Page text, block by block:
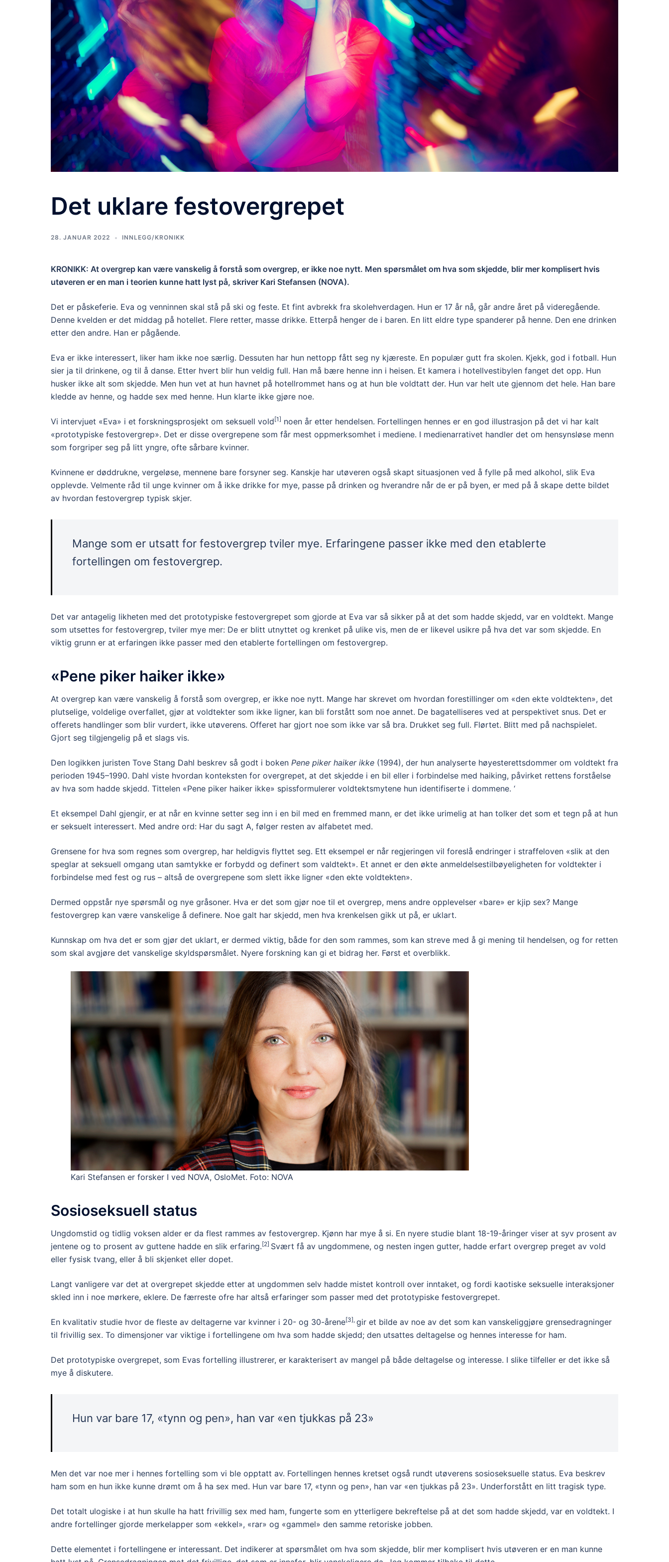
Det uklare festovergrepet
28. JANUAR 2022 INNLEGG/KRONIKK
KRONIKK: At overgrep kan være vanskelig å forstå som overgrep, er ikke noe nytt. Men spørsmålet om hva som skjedde, blir mer komplisert hvis
utøveren er en man i teorien kunne hatt lyst på, skriver Kari Stefansen (NOVA).
Det er påskeferie. Eva og venninnen skal stå på ski og feste. Et fint avbrekk fra skolehverdagen. Hun er 17 år nå, går andre året på videregående.
Denne kvelden er det middag på hotellet. Flere retter, masse drikke. Etterpå henger de i baren. En litt eldre type spanderer på henne. Den ene drinken
etter den andre. Han er pågående.
Eva er ikke interessert, liker ham ikke noe særlig. Dessuten har hun nettopp fått seg ny kjæreste. En populær gutt fra skolen. Kjekk, god i fotball. Hun
sier ja til drinkene, og til å danse. Etter hvert blir hun veldig full. Han må bære henne inn i heisen. Et kamera i hotellvestibylen fanget det opp. Hun
husker ikke alt som skjedde. Men hun vet at hun havnet på hotellrommet hans og at hun ble voldtatt der. Hun var helt ute gjennom det hele. Han bare
kledde av henne, og hadde sex med henne. Hun klarte ikke gjøre noe.
Vi intervjuet «Eva» i et forskningsprosjekt om seksuell vold[1] noen år etter hendelsen. Fortellingen hennes er en god illustrasjon på det vi har kalt
«prototypiske festovergrep». Det er disse overgrepene som får mest oppmerksomhet i mediene. I medienarrativet handler det om hensynsløse menn
som forgriper seg på litt yngre, ofte sårbare kvinner.
Kvinnene er døddrukne, vergeløse, mennene bare forsyner seg. Kanskje har utøveren også skapt situasjonen ved å fylle på med alkohol, slik Eva
opplevde. Velmente råd til unge kvinner om å ikke drikke for mye, passe på drinken og hverandre når de er på byen, er med på å skape dette bildet
av hvordan festovergrep typisk skjer.
Mange som er utsatt for festovergrep tviler mye. Erfaringene passer ikke med den etablerte
fortellingen om festovergrep.
Det var antagelig likheten med det prototypiske festovergrepet som gjorde at Eva var så sikker på at det som hadde skjedd, var en voldtekt. Mange
som utsettes for festovergrep, tviler mye mer: De er blitt utnyttet og krenket på ulike vis, men de er likevel usikre på hva det var som skjedde. En
viktig grunn er at erfaringen ikke passer med den etablerte fortellingen om festovergrep.
«Pene piker haiker ikke»
At overgrep kan være vanskelig å forstå som overgrep, er ikke noe nytt. Mange har skrevet om hvordan forestillinger om «den ekte voldtekten», det
plutselige, voldelige overfallet, gjør at voldtekter som ikke ligner, kan bli forstått som noe annet. De bagatelliseres ved at perspektivet snus. Det er
offerets handlinger som blir vurdert, ikke utøverens. Offeret har gjort noe som ikke var så bra. Drukket seg full. Flørtet. Blitt med på nachspielet.
Gjort seg tilgjengelig på et slags vis.
Den logikken juristen Tove Stang Dahl beskrev så godt i boken Pene piker haiker ikke (1994), der hun analyserte høyesterettsdommer om voldtekt fra
perioden 1945–1990. Dahl viste hvordan konteksten for overgrepet, at det skjedde i en bil eller i forbindelse med haiking, påvirket rettens forståelse
av hva som hadde skjedd. Tittelen «Pene piker haiker ikke» spissformulerer voldtektsmytene hun identifiserte i dommene. ‘
Et eksempel Dahl gjengir, er at når en kvinne setter seg inn i en bil med en fremmed mann, er det ikke urimelig at han tolker det som et tegn på at hun
er seksuelt interessert. Med andre ord: Har du sagt A, følger resten av alfabetet med.
Grensene for hva som regnes som overgrep, har heldigvis flyttet seg. Ett eksempel er når regjeringen vil foreslå endringer i straffeloven «slik at den
speglar at seksuell omgang utan samtykke er forbydd og definert som valdtekt». Et annet er den økte anmeldelsestilbøyeligheten for voldtekter i
forbindelse med fest og rus – altså de overgrepene som slett ikke ligner «den ekte voldtekten».
Dermed oppstår nye spørsmål og nye gråsoner. Hva er det som gjør noe til et overgrep, mens andre opplevelser «bare» er kjip sex? Mange
festovergrep kan være vanskelige å definere. Noe galt har skjedd, men hva krenkelsen gikk ut på, er uklart.
Kunnskap om hva det er som gjør det uklart, er dermed viktig, både for den som rammes, som kan streve med å gi mening til hendelsen, og for retten
som skal avgjøre det vanskelige skyldspørsmålet. Nyere forskning kan gi et bidrag her. Først et overblikk.
Kari Stefansen er forsker I ved NOVA, OsloMet. Foto: NOVA
Sosioseksuell status
Ungdomstid og tidlig voksen alder er da flest rammes av festovergrep. Kjønn har mye å si. En nyere studie blant 18-19-åringer viser at syv prosent av
jentene og to prosent av guttene hadde en slik erfaring.[2] Svært få av ungdommene, og nesten ingen gutter, hadde erfart overgrep preget av vold
eller fysisk tvang, eller å bli skjenket eller dopet.
Langt vanligere var det at overgrepet skjedde etter at ungdommen selv hadde mistet kontroll over inntaket, og fordi kaotiske seksuelle interaksjoner
skled inn i noe mørkere, eklere. De færreste ofre har altså erfaringer som passer med det prototypiske festovergrepet.
En kvalitativ studie hvor de fleste av deltagerne var kvinner i 20- og 30-årene[3], gir et bilde av noe av det som kan vanskeliggjøre grensedragninger
til frivillig sex. To dimensjoner var viktige i fortellingene om hva som hadde skjedd; den utsattes deltagelse og hennes interesse for ham.
Det prototypiske overgrepet, som Evas fortelling illustrerer, er karakterisert av mangel på både deltagelse og interesse. I slike tilfeller er det ikke så
mye å diskutere.
Hun var bare 17, «tynn og pen», han var «en tjukkas på 23»
Men det var noe mer i hennes fortelling som vi ble opptatt av. Fortellingen hennes kretset også rundt utøverens sosioseksuelle status. Eva beskrev
ham som en hun ikke kunne drømt om å ha sex med. Hun var bare 17, «tynn og pen», han var «en tjukkas på 23». Underforstått en litt tragisk type.
Det totalt ulogiske i at hun skulle ha hatt frivillig sex med ham, fungerte som en ytterligere bekreftelse på at det som hadde skjedd, var en voldtekt. I
andre fortellinger gjorde merkelapper som «ekkel», «rar» og «gammel» den samme retoriske jobben.
Dette elementet i fortellingene er interessant. Det indikerer at spørsmålet om hva som skjedde, blir mer komplisert hvis utøveren er en man kunne